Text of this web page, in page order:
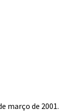
março de 2001.